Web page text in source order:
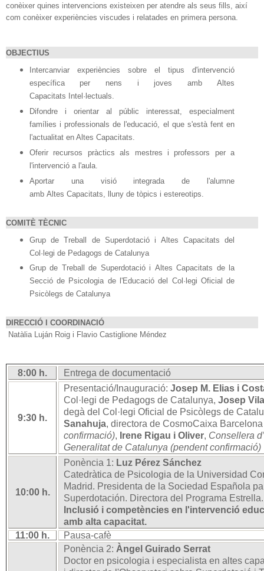
conèixer quines intervencions existeixen per atendre als seus fills, així
com conèixer experiències viscudes i relatades en primera persona.
OBJECTIUS
Intercanviar experiències sobre el tipus d'intervenció
específica per nens i joves amb Altes
Capacitats
Intel·lectuals.
Difondre i orientar al públic interessat, especialment
famílies i professionals de l'educació, el que s'està fent en
l'actualitat en Altes Capacitats.
Oferir recursos pràctics als mestres i professors per a
l'intervenció a l'aula.
Aportar una visió integrada de l'alumne
amb Altes Capacitats, lluny de tòpics i estereotips.
COMITÈ TÈCNIC
Grup de Treball de Superdotació i Altes Capacitats del
Col·legi de Pedagogs de Catalunya
Grup de Treball de Superdotació i AltesCapacitats de la
Secció de Psicologia de l'Educació del Col·legi Oficial de
Psicòlegs de Catalunya
DIRECCIÓ I COORDINACIÓ
Natàlia Luján Roig i Flavio Castiglione Méndez
8:00 h. Entrega de documentació
9:30 h.
Presentació/Inauguració: Josep M. Elias i
Col·legi de Pedagogs de Catalunya, Josep
degà del Col·legi Oficial de Psicòlegs de
Sanahuja, directora de CosmoCaixa
confirmació), Irene Rigau i Oliver, Consellera
Generalitat de Catalunya (pendent confirmació)
10:00 h.
Ponència 1: Luz PérezSánchez
Catedràtica de Psicologia de la Universidad
Madrid. Presidenta de la Sociedad Española
Superdotación. Directora del Programa Estrella.
Inclusió i competències en l'intervenció
amb alta capacitat.
11:00 h.
Pausa-cafè
Ponència 2: Àngel Guirado Serrat
Doctor en psicologia i especialista en altes